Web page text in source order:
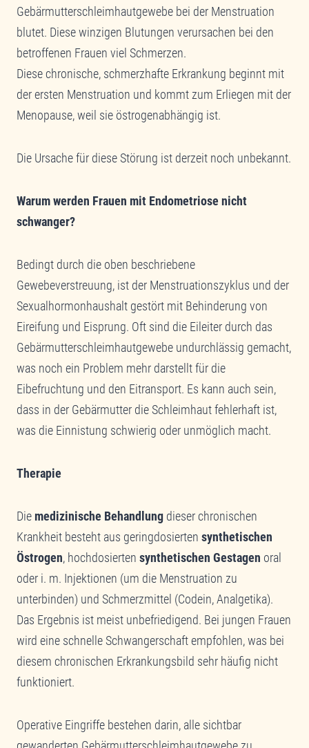
Gebärmutterschleimhautgewebe bei der Menstruation
blutet. Diese winzigen Blutungen verursachen bei den
betroffenen Frauen viel Schmerzen.
Diese chronische, schmerzhafte Erkrankung beginnt mit
der ersten Menstruation und kommt zum Erliegen mit der
Menopause, weil sie östrogenabhängig ist.
Die Ursache für diese Störung ist derzeit noch unbekannt.
Warum werden Frauen mit Endometriose nicht
schwanger?
Bedingt durch die oben beschriebene
Gewebeverstreuung, ist der Menstruationszyklus und der
Sexualhormonhaushalt gestört mit Behinderung von
Eireifung und Eisprung. Oft sind die Eileiter durch das
Gebärmutterschleimhautgewebe undurchlässig gemacht,
was noch ein Problem mehr darstellt für die
Eibefruchtung und den Eitransport. Es kann auch sein,
dass in der Gebärmutter die Schleimhaut fehlerhaft ist,
was die Einnistung schwierig oder unmöglich macht.
Therapie
Die medizinische Behandlung dieser chronischen
Krankheit besteht aus geringdosierten synthetischen
Östrogen, hochdosierten synthetischen Gestagen oral
oder i. m. Injektionen (um die Menstruation zu
unterbinden) und Schmerzmittel (Codein, Analgetika).
Das Ergebnis ist meist unbefriedigend. Bei jungen Frauen
wird eine schnelle Schwangerschaft empfohlen, was bei
diesem chronischen Erkrankungsbild sehr häufig nicht
funktioniert.
Operative Eingriffe bestehen darin, alle sichtbar